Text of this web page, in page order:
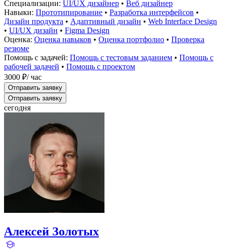
Специализации: UI/UX дизайнер • Веб дизайнер
Навыки: Прототипирование • Разработка интерфейсов •
Дизайн продукта • Адаптивный дизайн • Web Interface Design
• UI/UX дизайн • Figma Design
Оценка: Оценка навыков • Оценка портфолио • Проверка
резюме
Помощь с задачей: Помощь с тестовым заданием • Помощь с
рабочей задачей • Помощь с проектом
3000 ₽/ час
Отправить заявку
Отправить заявку
сегодня
Алексей Золотых